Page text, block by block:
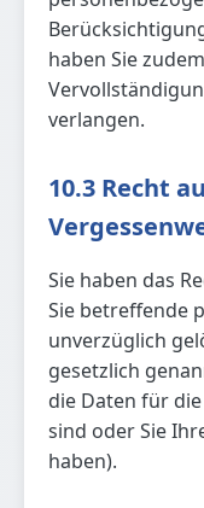
haben Sie
verlangen.
10.3 Recht
Sie haben das
Sie betreffende
unverzüglich
gesetzlich
die Daten für
sind oder Sie
haben).